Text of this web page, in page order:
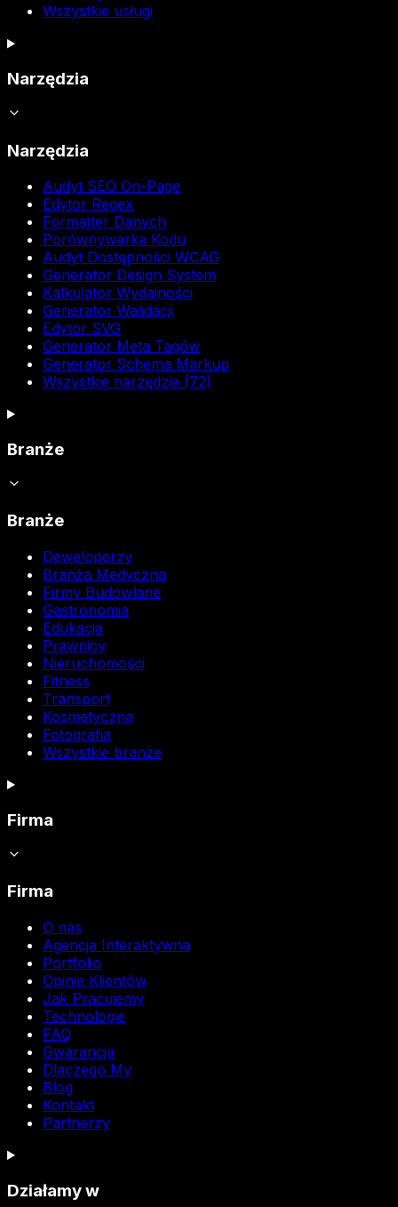
Wszystkie usługi
Narzędzia
Narzędzia
Audyt SEO On-Page
Edytor Regex
Formatter Danych
Porównywarka Kodu
Audyt Dostępności WCAG
Generator Design System
Kalkulator Wydajności
Generator Walidacji
Edytor SVG
Generator Meta Tagów
Generator Schema Markup
Wszystkie narzędzia (72)
Branże
Branże
Deweloperzy
Branża Medyczna
Firmy Budowlane
Gastronomia
Edukacja
Prawnicy
Nieruchomości
Fitness
Transport
Kosmetyczna
Fotografia
Wszystkie branże
Firma
Firma
O nas
Agencja Interaktywna
Portfolio
Opinie Klientów
Jak Pracujemy
Technologie
FAQ
Gwarancja
Dlaczego My
Blog
Kontakt
Partnerzy
Działamy w